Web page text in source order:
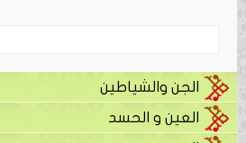
الجن والشياطين
العين و الحسد